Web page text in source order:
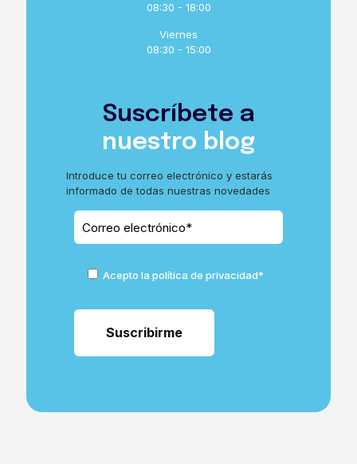
08:30 - 18:00
Viernes
08:30 - 15:00
Suscríbete a
nuestro blog
Introduce tu correo electrónico y estarás
informado de todas nuestras novedades
Acepto la política de privacidad*